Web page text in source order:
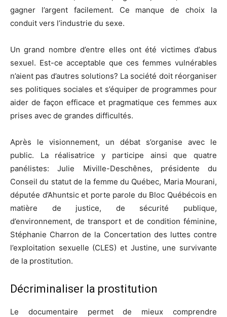
gagner l’argent facilement. Ce manque de choix la
conduit vers l’industrie du sexe.
Un grand nombre d’entre elles ont été victimes d’abus
sexuel. Est-ce acceptable que ces femmes vulnérables
n’aient pas d’autres solutions? La société doit réorganiser
ses politiques sociales et s’équiper de programmes pour
aider de façon efficace et pragmatique ces femmes aux
prises avec de grandes difficultés.
Après le visionnement, un débat s’organise avec le
public. La réalisatrice y participe ainsi que quatre
panélistes: Julie Miville-Deschênes, présidente du
Conseil du statut de la femme du Québec, Maria Mourani,
députée d’Ahuntsic et porte parole du Bloc Québécois en
matière de justice, de sécurité publique,
d’environnement, de transport et de condition féminine,
Stéphanie Charron de la Concertation des luttes contre
l’exploitation sexuelle (CLES) et Justine, une survivante
de la prostitution.
Décriminaliser la prostitution
Le documentaire permet de mieux comprendre